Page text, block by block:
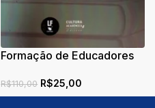
Formação de Educadores
Estreitando as relações
entre ensino e pesquisa:
R$110,00 R$25,00